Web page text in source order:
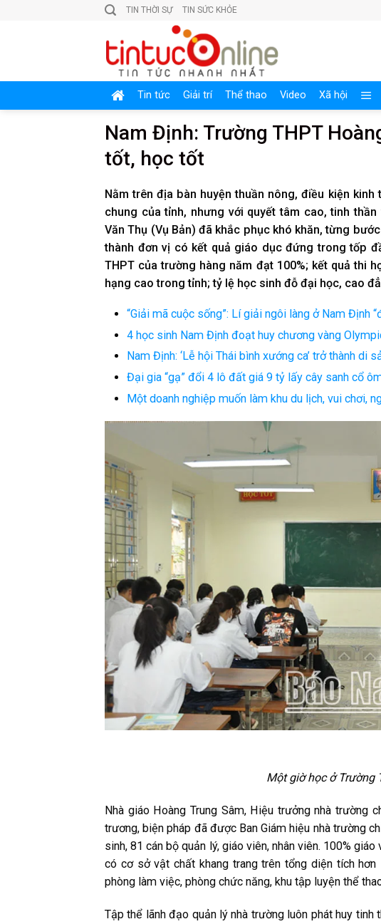
TIN THỜI SỰ TIN SỨC KHỎE
Tin tức Giải trí Thể thao Video Xã hội
Nam Định: Trường THPT
tốt, học tốt
Nằm trên địa bàn huyện thuần nông, điều kiện
chung của tỉnh, nhưng với quyết tâm cao, tinh
Văn Thụ (Vụ Bản) đã khắc phục khó khăn, từng
thành đơn vị có kết quả giáo dục đứng trong tốp
THPT của trường hàng năm đạt 100%; kết quả thi
hạng cao trong tỉnh; tỷ lệ học sinh đỗ đại học, cao
“Giải mã cuộc sống”: Lí giải ngôi làng ở Nam Định
4 học sinh Nam Định đoạt huy chương vàng
Nam Định: ‘Lễ hội Thái bình xướng ca’ trở thành di
Đại gia “gạ” đổi 4 lô đất giá 9 tỷ lấy cây sanh cổ
Một doanh nghiệp muốn làm khu du lịch, vui chơi,
Một giờ học ở Trường
Nhà giáo Hoàng Trung Sâm, Hiệu trưởng nhà trường
trương, biện pháp đã được Ban Giám hiệu nhà trường
sinh, 81 cán bộ quản lý, giáo viên, nhân viên. 100%
có cơ sở vật chất khang trang trên tổng diện tích
phòng làm việc, phòng chức năng, khu tập luyện thể
Tập thể lãnh đạo quản lý nhà trường luôn phát huy